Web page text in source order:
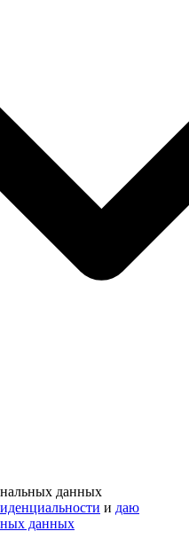
данных
и даю
данных